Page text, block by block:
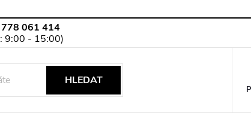
061 414
osobních údajů
HLEDAT